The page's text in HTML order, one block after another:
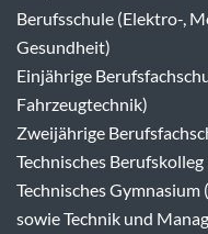
Berufsschule (Elektro-,
Gesundheit)
Einjährige
Fahrzeugtechnik)
Zweijährige
Technisches
Technisches
sowie Technik und